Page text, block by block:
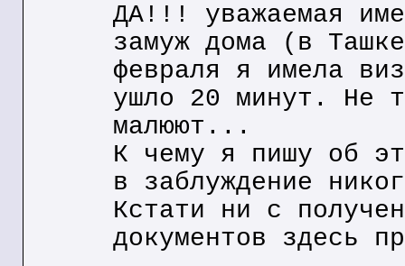
ДА!!! уважаемая
замуж дома (в
февраля я имела
ушло 20 минут. Не
малюют...
К чему я пишу об
в заблуждение
Кстати ни с
документов здесь